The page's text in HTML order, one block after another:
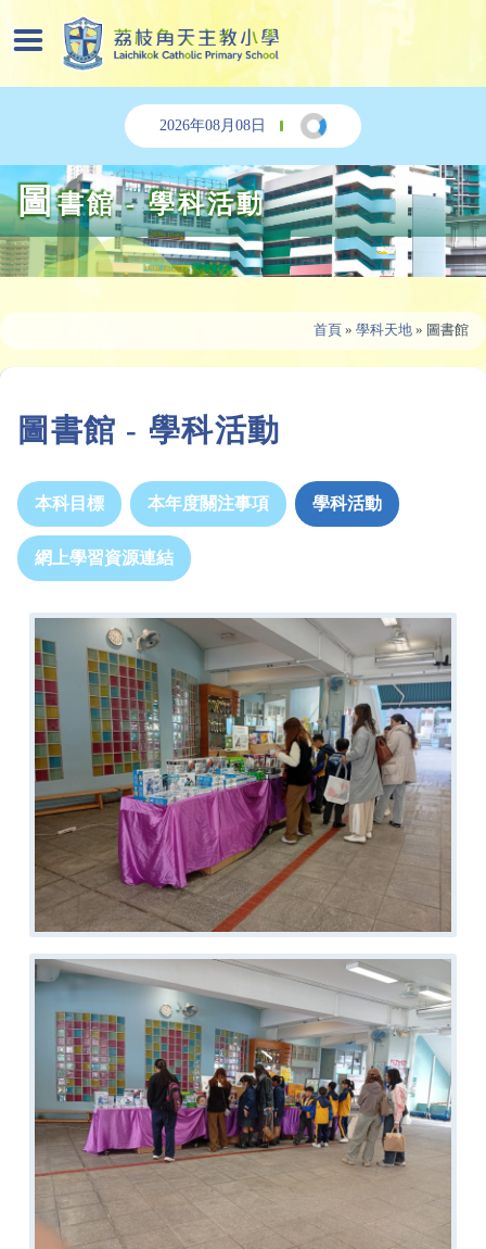
2026年08月08日
圖書館 - 學科活動
首頁 » 學科天地 » 圖書館
圖書館 - 學科活動
本科目標 本年度關注事項 學科活動
網上學習資源連結